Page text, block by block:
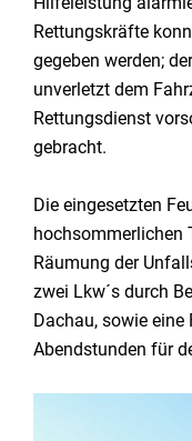
Rettungskräfte
gegeben werden;
unverletzt dem
Rettungsdienst
gebracht.
Die eingesetzten
hochsommerlichen
Räumung der
zwei Lkw´s durch
Dachau, sowie
Abendstunden für